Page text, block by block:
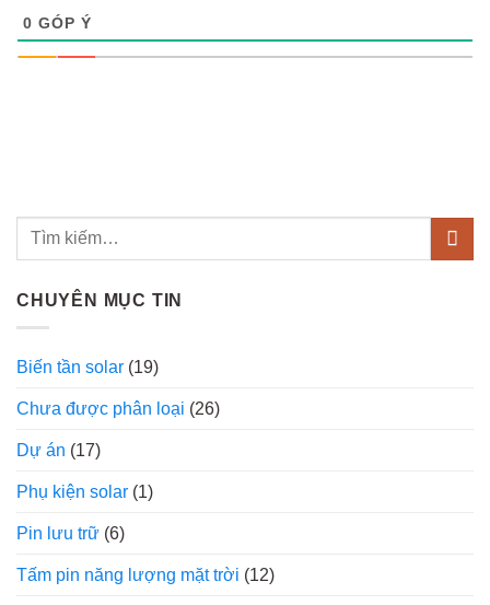
0 GÓP Ý
CHUYÊN MỤC TIN
Biến tần solar (19)
Chưa được phân loại (26)
Dự án (17)
Phụ kiện solar (1)
Pin lưu trữ (6)
Tấm pin năng lượng mặt trời (12)